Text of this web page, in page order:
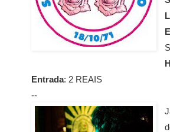
Entrada: 2 REAIS
--